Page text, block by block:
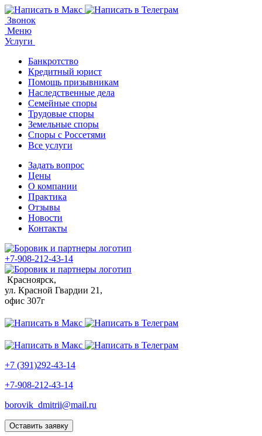
Звонок
Меню
Услуги
Банкротство
Кредитный юрист
Помощь призывникам
Наследственные дела
Семейные споры
Трудовые споры
Земельные споры
Споры с Россетями
Все услуги
Задать вопрос
Цены
О компании
Практика
Отзывы
Новости
Контакты
+7-908-212-43-14
Красноярск,
ул. Красной Гвардии 21,
офис 307г
+7 (391)292-43-14
+7-908-212-43-14
borovik_dmitrii@mail.ru
Оставить заявку